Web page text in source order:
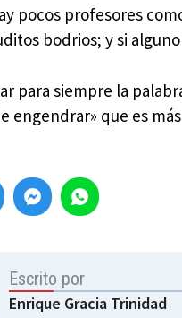
pocos profesores
bodrios; y si
para siempre la
engendrar» que es
Escrito por
Enrique Gracia Trinidad